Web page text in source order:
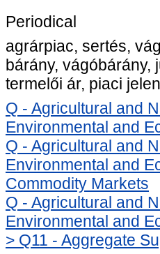
Periodical
agrárpiac, sertés,
bárány, vágóbárány,
termelői ár, piaci
Q - Agricultural and
Environmental and
Q - Agricultural and
Environmental and
Commodity Markets
Q - Agricultural and
Environmental and
> Q11 - Aggregate